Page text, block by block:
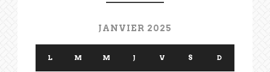
JANVIER 2025
L M M J V S D